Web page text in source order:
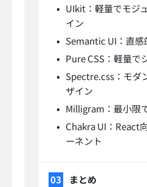
UIkit：軽量でモジ
イン
Semantic UI：直感
Pure CSS：軽量で
Spectre.css：モダ
ザイン
Milligram：最小限
Chakra UI：React
ーネント
まとめ